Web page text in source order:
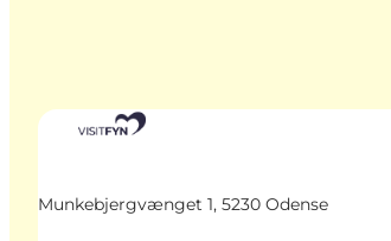
Munkebjergvænget 1, 5230 Odense